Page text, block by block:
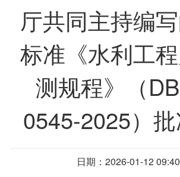
厅共同主持编
标准《水利工
测规程》（
0545-2025）
日期：2026-01-12 09:40